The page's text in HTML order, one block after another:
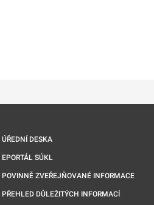
kartě
nové kartě
ÚŘEDNÍ DESKA
EPORTÁL SÚKL
POVINNĚ ZVEŘEJŇOVANÉ INFORMACE
PŘEHLED DŮLEŽITÝCH INFORMACÍ